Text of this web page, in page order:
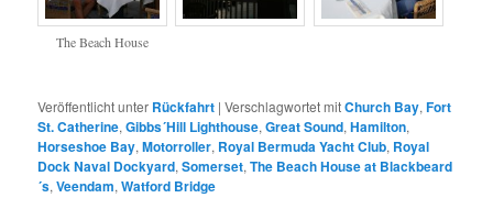
The Beach House
Veröffentlicht unter Rückfahrt |Verschlagwortet mitChurch Bay,Fort
St. Catherine,Gibbs´Hill Lighthouse,Great Sound,Hamilton,
Horseshoe Bay,Motorroller, Royal Bermuda Yacht Club, Royal
Dock Naval Dockyard,Somerset,The Beach House at Blackbeard
´s,Veendam,Watford Bridge